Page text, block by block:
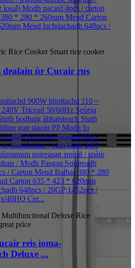
ìosal) Modh pacaid 4pcs / carton
* 280 * 260mm Meud Carton
Meud luchdachadh 648pcs /
dealain ùr Cucair rus
900W bholtachd 110 ~
Tricead 50/60Hz Seòrsa
bodhaig àbhaisteach Stuth
gun staoin PP Modh fo
dealain Gnìomh còcaireachd 8
ro-shuidhichte / cùm blàth 24H
goireasan smùid / spàin
/ Modh Pasgan Stiùireadh
/ Carton Meud Bathar 380 * 280
Carton 635 * 423 * 620mm
648pcs / 20GP;1452pcs /
40HQ Cer...
reis ioma-
Deluxe ...